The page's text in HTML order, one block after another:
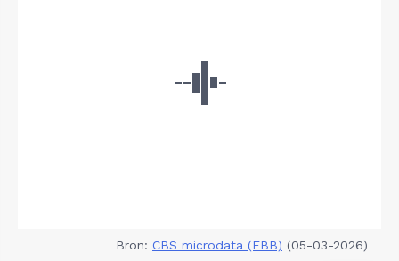
Bron: CBS microdata (EBB) (05-03-2026)